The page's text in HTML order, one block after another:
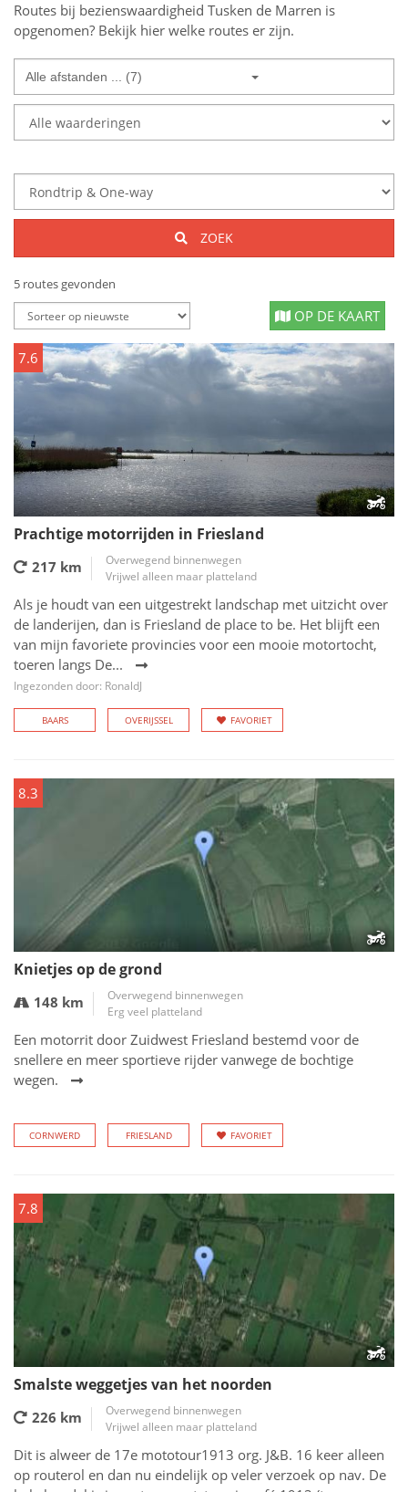
Routes bij bezienswaardigheid Tusken de Marren is
opgenomen? Bekijk hier welke routes er zijn.
Alle afstanden ... (7)
ZOEK
5 routes gevonden
OP DE KAART
7.6
Prachtige motorrijden in Friesland
217 km
Overwegend binnenwegen
Vrijwel alleen maar platteland
Als je houdt van een uitgestrekt landschap met uitzicht over
de landerijen, dan is Friesland de place to be. Het blijft een
van mijn favoriete provincies voor een mooie motortocht,
toeren langs De...
Ingezonden door: RonaldJ
BAARS OVERIJSSEL FAVORIET
8.3
Knietjes op de grond
148 km
Overwegend binnenwegen
Erg veel platteland
Een motorrit door Zuidwest Friesland bestemd voor de
snellere en meer sportieve rijder vanwege de bochtige
wegen.
CORNWERD FRIESLAND FAVORIET
7.8
Smalste weggetjes van het noorden
226 km
Overwegend binnenwegen
Vrijwel alleen maar platteland
Dit is alweer de 17e mototour1913 org. J&B. 16 keer alleen
op routerol en dan nu eindelijk op veler verzoek op nav. De